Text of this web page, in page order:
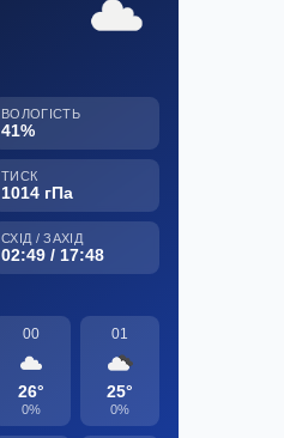
ВОЛОГІСТЬ
41%
ТИСК
1014 гПа
СХІД / ЗАХІД
02:49 / 17:48
00
26°
0%
01
25°
0%